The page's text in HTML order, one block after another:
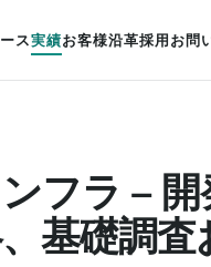
ス実績お客様沿革採用お問
フラ –
基礎調